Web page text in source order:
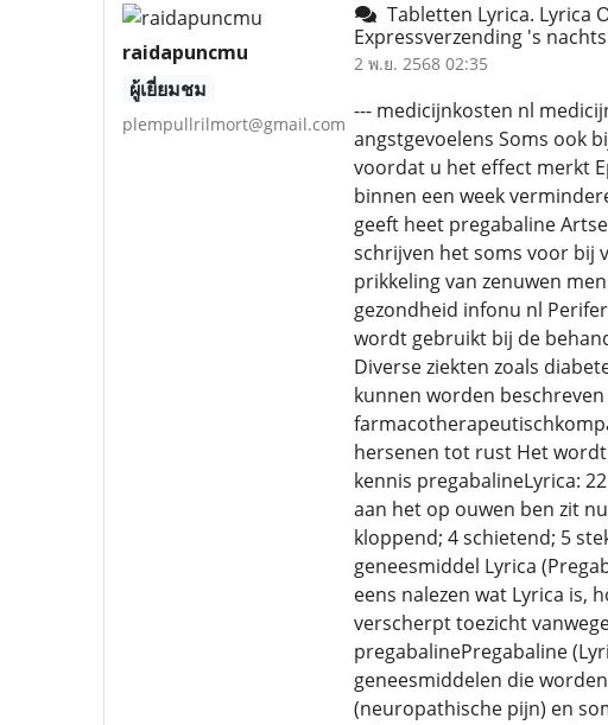
raidapuncmu
ผู้เยี่ยมชม
plempullrilmort@gmail.com
Tabletten Lyrica. Lyrica
Expressverzending 's
2 พ.ย. 2568 02:35
--- medicijnkosten nl
angstgevoelens Soms ook
voordat u het effect merkt
binnen een week
geeft heet pregabaline
schrijven het soms voor bij
prikkeling van zenuwen
gezondheid infonu nl
wordt gebruikt bij de
Diverse ziekten zoals
kunnen worden
hersenen tot rust Het
kennis pregabalineLyrica:
aan het op ouwen ben zit
kloppend; 4 schietend; 5
geneesmiddel Lyrica
eens nalezen wat Lyrica is,
verscherpt toezicht
pregabalinePregabaline
geneesmiddelen die
(neuropathische pijn) en